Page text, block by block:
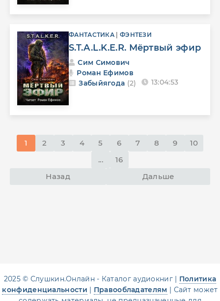
ФАНТАСТИКА ФЭНТЕЗИ
S.T.A.L.K.E.R. Мёртвый эфир
Сим Симович
Роман Ефимов
Забыйягода (2) 13:04:53
Назад
1 2 3 4 5 6 7 8 9
10
...
16
Дальше
2025 © Слушкин.Онлайн - Каталог аудиокниг | Политика
конфиденциальности | Правообладателям | Сайт может